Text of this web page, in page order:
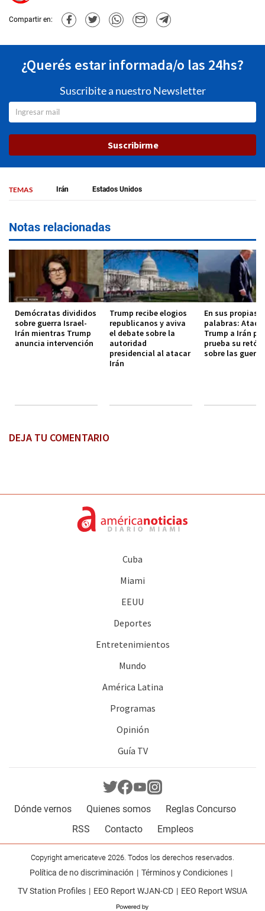
Compartir en:
¿Querés estar informada/o las 24hs?
Suscribite a nuestro Newsletter
Suscribirme
TEMAS Irán Estados Unidos
Notas relacionadas
Demócratas divididos
sobre guerra Israel-
Irán mientras Trump
anuncia intervención
Trump recibe elogios
republicanos y aviva
el debate sobre la
autoridad
presidencial al atacar
Irán
En sus propias
palabras:
Trump a Irán
prueba su
sobre las
DEJA TU COMENTARIO
Cuba
Miami
EEUU
Deportes
Entretenimientos
Mundo
América Latina
Programas
Opinión
Guía TV
Dónde vernos Quienes somos
Reglas Concurso
RSS
Contacto Empleos
Copyright americateve 2026. Todos los derechos reservados.
Política de no discriminación
Términos y Condiciones
TV Station Profiles
EEO Report WJAN-CD EEO Report WSUA